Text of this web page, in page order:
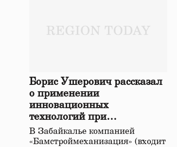
Борис Ушерович рассказал
о применении
инновационных
технологий при
строительстве нового моста
в Забайкалье
В Забайкалье компанией
«Бамстроймеханизация» (входит